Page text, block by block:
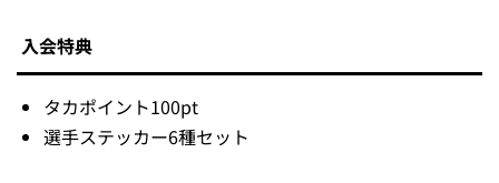
入会特典
タカポイント100pt
選手ステッカー6種セット